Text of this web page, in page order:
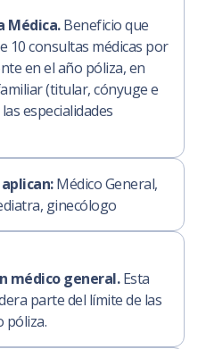
Médica.Beneficio que
10 consultas médicas por
en el año póliza, en
(titular, cónyuge e
especialidades
Médico General,
ginecólogo
médico general.Esta
parte del límite de las
póliza.